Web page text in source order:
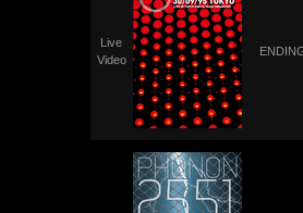
Live
Video